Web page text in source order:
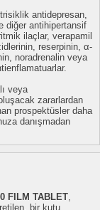
antidepresan,
diğer antihipertansif
ilaçlar, verapamil
reserpinin, α-
noradrenalin veya
veya
zararlardan
prospektüsler daha
danışmadan
FILM TABLET,
bir kutu